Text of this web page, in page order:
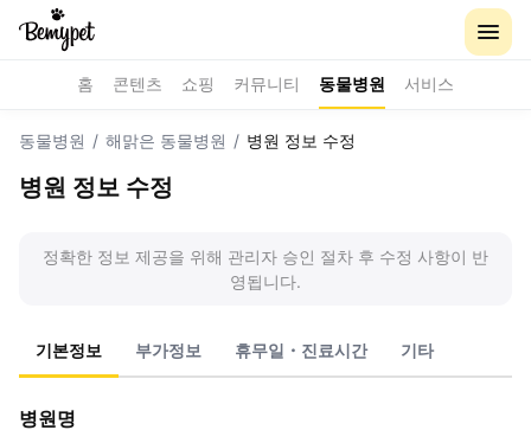
홈 콘텐츠 쇼핑 커뮤니티 동물병원 서비스
동물병원 / 해맑은 동물병원 / 병원 정보 수정
병원 정보 수정
정확한 정보 제공을 위해 관리자 승인 절차 후 수정 사항이 반
영됩니다.
기본정보 부가정보 휴무일・진료시간 기타
병원명